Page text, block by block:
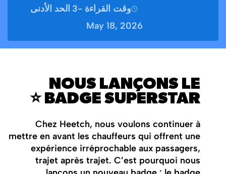
وقت القراءة -3 الحد الأدنى
May 18, 2026
NOUS LANÇONS LE
BADGE SUPERSTAR ⭐
Chez Heetch, nous voulons continuer à
mettre en avant les chauffeurs qui offrent une
expérience irréprochable aux passagers,
trajet après trajet. C’est pourquoi nous